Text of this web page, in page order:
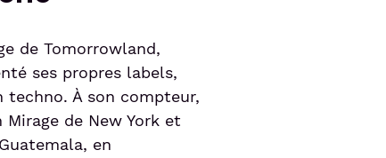
de Tomorrowland,
ses propres labels,
techno. À son compteur,
de New York et
en